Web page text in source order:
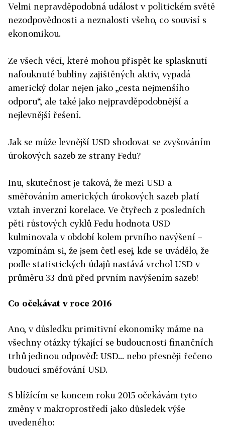
Velmi nepravděpodobná událost v politickém světě
nezodpovědnosti a neznalosti všeho, co souvisí s
ekonomikou.
Ze všech věcí, které mohou přispět ke splasknutí
nafouknuté bubliny zajištěných aktiv, vypadá
americký dolar nejen jako „cesta nejmenšího
odporu“, ale také jako nejpravděpodobnější a
nejlevnější řešení.
Jak se může levnější USD shodovat se zvyšováním
úrokových sazeb ze strany Fedu?
Inu, skutečnost je taková, že mezi USD a
směřováním amerických úrokových sazeb platí
vztah inverzní korelace. Ve čtyřech z posledních
pěti růstových cyklů Fedu hodnota USD
kulminovala v období kolem prvního navýšení –
vzpomínám si, že jsem četl esej, kde se uvádělo, že
podle statistických údajů nastává vrchol USD v
průměru 33 dnů před prvním navýšením sazeb!
Co očekávat v roce 2016
Ano, v důsledku primitivní ekonomiky máme na
všechny otázky týkající se budoucnosti finančních
trhů jedinou odpověď: USD... nebo přesněji řečeno
budoucí směřování USD.
S blížícím se koncem roku 2015 očekávám tyto
změny v makroprostředí jako důsledek výše
uvedeného: